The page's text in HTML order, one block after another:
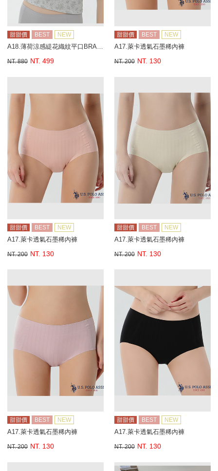
甜甜價 BEST NEW
A18.薄荷涼感緹花織紋平口BRA背心
NT. 880 NT. 499
甜甜價 BEST NEW
A17.萊卡透氣石墨稀內褲
NT. 200 NT. 130
甜甜價 BEST NEW
A17.萊卡透氣石墨稀內褲
NT. 200 NT. 130
甜甜價 BEST NEW
A17.萊卡透氣石墨稀內褲
NT. 200 NT. 130
甜甜價 BEST NEW
A17.萊卡透氣石墨稀內褲
NT. 200 NT. 130
甜甜價 BEST NEW
A17.萊卡透氣石墨稀內褲
NT. 200 NT. 130